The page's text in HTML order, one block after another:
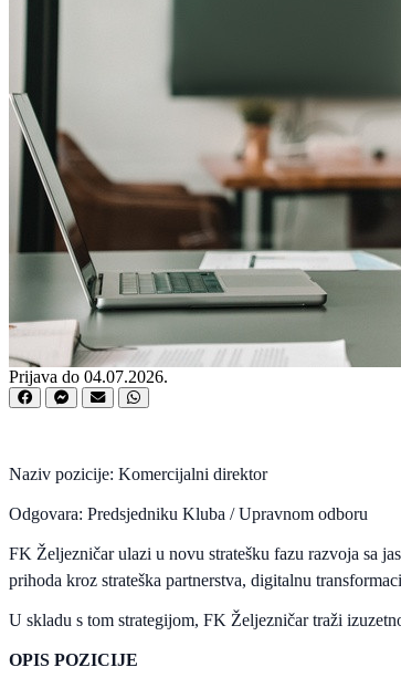
Prijava do 04.07.2026.
Naziv pozicije: Komercijalni direktor
Odgovara: Predsjedniku Kluba / Upravnom odboru
FK Željezničar ulazi u novu stratešku fazu razvoja sa
prihoda kroz strateška partnerstva, digitalnu
U skladu s tom strategijom, FK Željezničar traži
OPIS POZICIJE